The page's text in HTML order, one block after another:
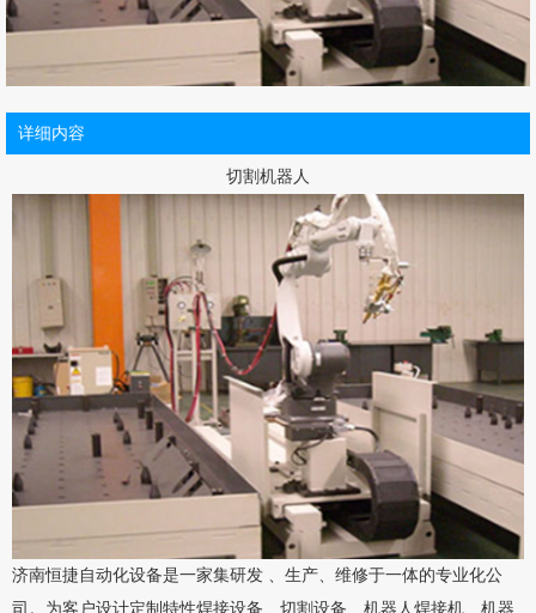
详细内容
切割机器人
济南恒捷自动化设备是一家集研发 、生产、维修于一体的专业化公
司。为客户设计定制特性焊接设备、切割设备、机器人焊接机、机器